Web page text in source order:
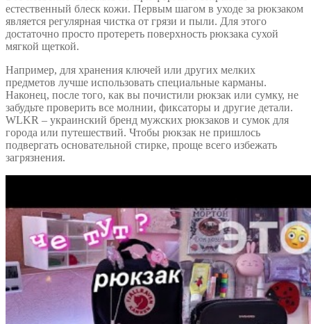
естественный блеск кожи. Первым шагом в уходе за рюкзаком
является регулярная чистка от грязи и пыли. Для этого
достаточно просто протереть поверхность рюкзака сухой
мягкой щеткой.
Например, для хранения ключей или других мелких
предметов лучше использовать специальные карманы.
Наконец, после того, как вы почистили рюкзак или сумку, не
забудьте проверить все молнии, фиксаторы и другие детали.
WLKR – украинский бренд мужских рюкзаков и сумок для
города или путешествий. Чтобы рюкзак не пришлось
подвергать основательной стирке, проще всего избежать
загрязнения.